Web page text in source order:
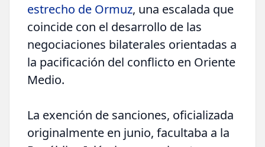
estrecho de Ormuz, una escalada que
coincide con el desarrollo de las
negociaciones bilaterales orientadas a
la pacificación del conflicto en Oriente
Medio.
La exención de sanciones, oficializada
originalmente en junio, facultaba a la